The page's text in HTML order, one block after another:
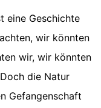
eine Geschichte
wir könnten
wir, wir könnten
die Natur
Gefangenschaft